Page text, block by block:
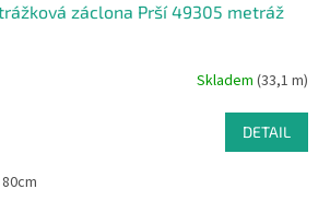
záclona Prší 49305 metráž
Skladem (33,1 m)
DETAIL